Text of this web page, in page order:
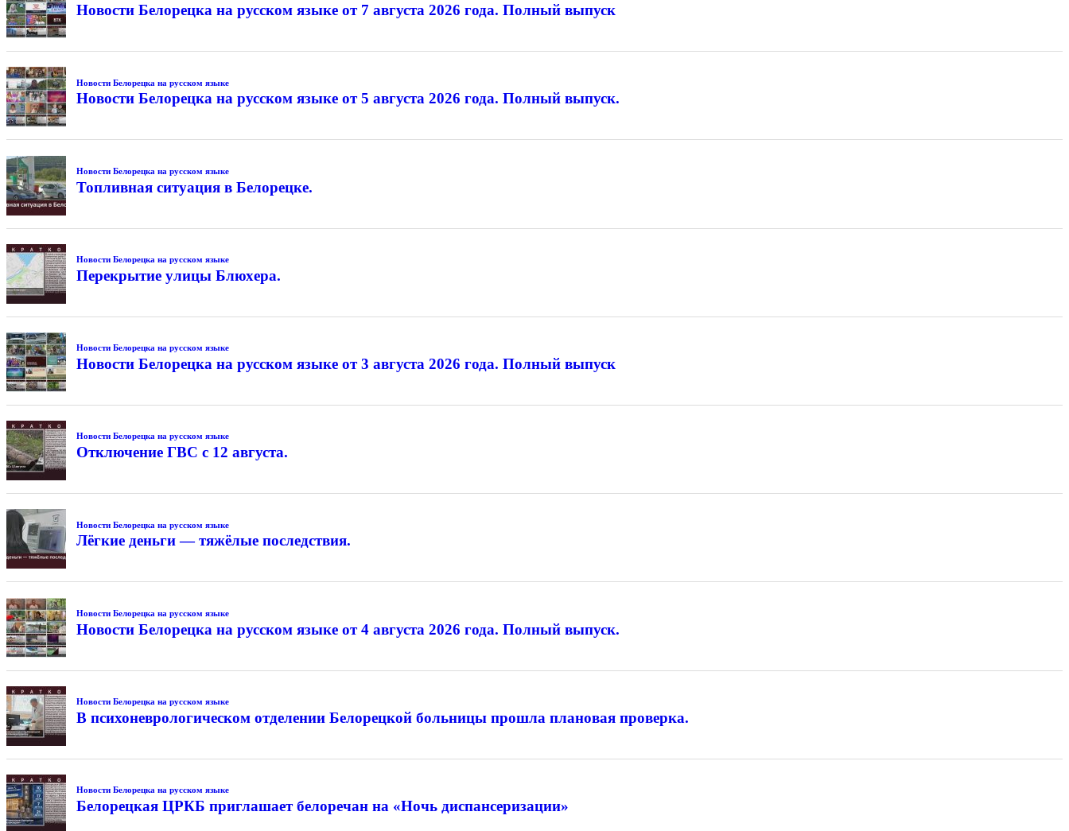
Новости Белорецка на русском языке от 7 августа 2026 года. Полный выпуск
Новости Белорецка на русском языке
Новости Белорецка на русском языке от 5 августа 2026 года. Полный выпуск.
Новости Белорецка на русском языке
Топливная ситуация в Белорецке.
Новости Белорецка на русском языке
Перекрытие улицы Блюхера.
Новости Белорецка на русском языке
Новости Белорецка на русском языке от 3 августа 2026 года. Полный выпуск
Новости Белорецка на русском языке
Отключение ГВС с 12 августа.
Новости Белорецка на русском языке
Лёгкие деньги — тяжёлые последствия.
Новости Белорецка на русском языке
Новости Белорецка на русском языке от 4 августа 2026 года. Полный выпуск.
Новости Белорецка на русском языке
В психоневрологическом отделении Белорецкой больницы прошла плановая проверка.
Новости Белорецка на русском языке
Белорецкая ЦРКБ приглашает белоречан на «Ночь диспансеризации»